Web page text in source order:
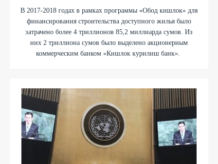
В 2017-2018 годах в рамках программы «Обод кишлок» для
финансирования строительства доступного жилья было
затрачено более 4 триллионов 85,2 миллиарда сумов. Из
них 2 триллиона сумов было выделено акционерным
коммерческим банком «Кишлок курилиш банк».